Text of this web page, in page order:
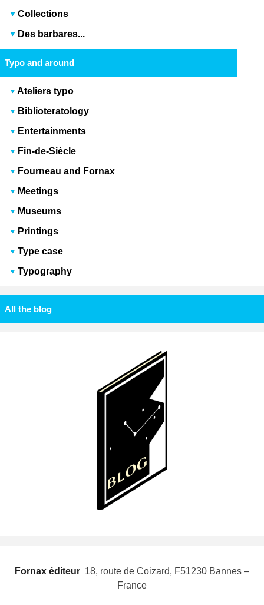
Collections
Des barbares...
Typo and around
Ateliers typo
Biblioteratology
Entertainments
Fin-de-Siècle
Fourneau and Fornax
Meetings
Museums
Printings
Type case
Typography
All the blog
Fornax éditeur  18, route de Coizard, F51230 Bannes –
France